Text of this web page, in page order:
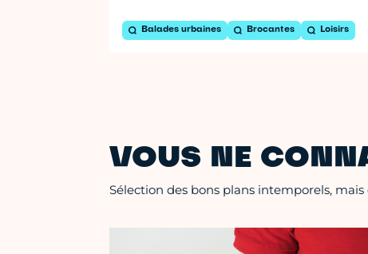
Balades urbaines Brocantes Loisirs
VOUS NE
Sélection des bons plans intemporels,